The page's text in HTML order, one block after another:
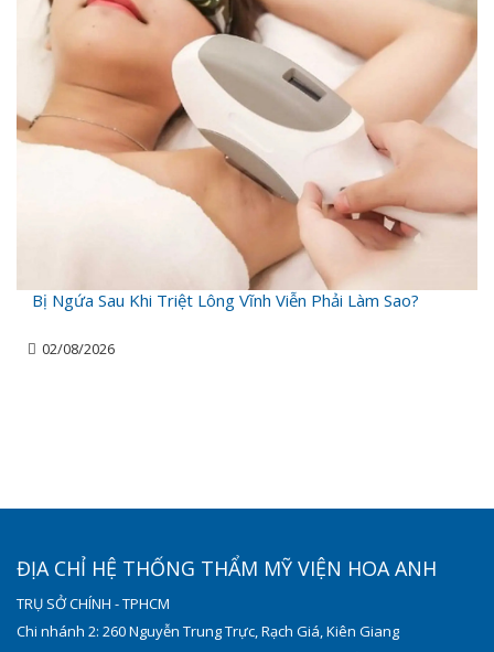
Bị Ngứa Sau Khi Triệt Lông Vĩnh Viễn Phải Làm Sao?
02/08/2026
ĐỊA CHỈ HỆ THỐNG THẨM MỸ VIỆN HOA ANH
TRỤ SỞ CHÍNH - TPHCM
Chi nhánh 2: 260 Nguyễn Trung Trực, Rạch Giá, Kiên Giang